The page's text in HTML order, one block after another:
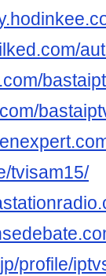
tvisam15/
profile/